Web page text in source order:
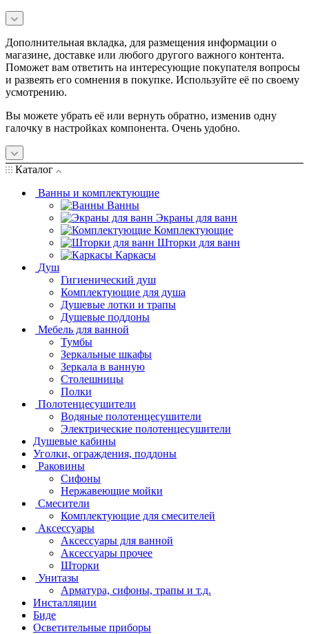
Дополнительная вкладка, для размещения информации о
магазине, доставке или любого другого важного контента.
Поможет вам ответить на интересующие покупателя вопросы
и развеять его сомнения в покупке. Используйте её по своему
усмотрению.
Вы можете убрать её или вернуть обратно, изменив одну
галочку в настройках компонента. Очень удобно.
Каталог
Ванны и комплектующие
Ванны
Экраны для ванн
Комплектующие
Шторки для ванн
Каркасы
Душ
Гигиенический душ
Комплектующие для душа
Душевые лотки и трапы
Душевые поддоны
Мебель для ванной
Тумбы
Зеркальные шкафы
Зеркала в ванную
Столешницы
Полки
Полотенцесушители
Водяные полотенцесушители
Электрические полотенцесушители
Душевые кабины
Уголки, ограждения, поддоны
Раковины
Сифоны
Нержавеющие мойки
Смесители
Комплектующие для смесителей
Аксессуары
Аксессуары для ванной
Аксессуары прочее
Шторки
Унитазы
Арматура, сифоны, трапы и т.д.
Инсталляции
Биде
Осветительные приборы